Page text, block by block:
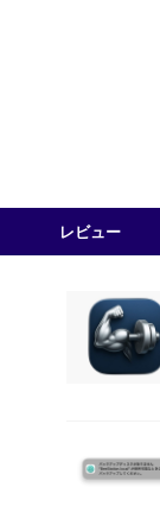
レビュー